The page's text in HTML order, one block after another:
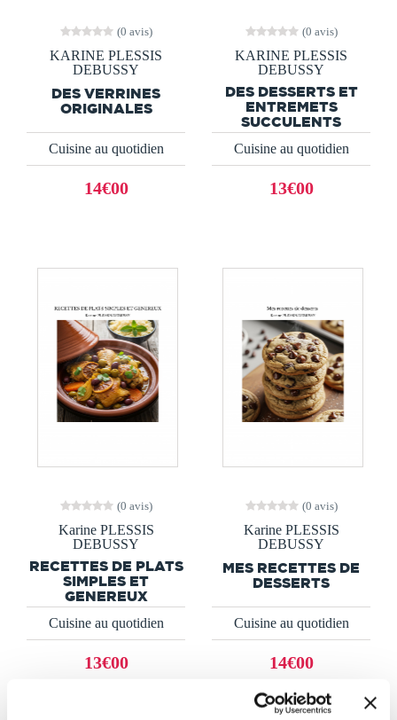
(0 avis)
KARINE PLESSIS
DEBUSSY
DES VERRINES
ORIGINALES
Cuisine au quotidien
14€00
(0 avis)
KARINE PLESSIS
DEBUSSY
DES DESSERTS ET
ENTREMETS
SUCCULENTS
Cuisine au quotidien
13€00
(0 avis)
Karine PLESSIS
DEBUSSY
RECETTES DE PLATS
SIMPLES ET
GENEREUX
Cuisine au quotidien
13€00
(0 avis)
Karine PLESSIS
DEBUSSY
MES RECETTES DE
DESSERTS
Cuisine au quotidien
14€00